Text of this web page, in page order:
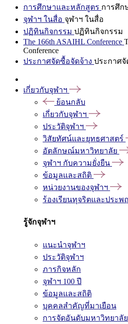
การศึกษาและหลักสูตร การศึก
จุฬาฯ ในสื่อ จุฬาฯ ในสื่อ
ปฏิทินกิจกรรม ปฏิทินกิจกรรม
The 166th ASAIHL Conference
Conference
ประกาศจัดซื้อจัดจ้าง ประกาศจั
เกี่ยวกับจุฬาฯ
ย้อนกลับ
เกี่ยวกับจุฬาฯ
ประวัติจุฬาฯ
วิสัยทัศน์และยุทธศาสตร์
อัตลักษณ์มหาวิทยาลัย
จุฬาฯ กับความยั่งยืน
ข้อมูลและสถิติ
หน่วยงานของจุฬาฯ
ร้องเรียนทุจริตและประพ
รู้จักจุฬาฯ
แนะนำจุฬาฯ
ประวัติจุฬาฯ
ภารกิจหลัก
จุฬาฯ 100 ปี
ข้อมูลและสถิติ
บุคคลสำคัญที่มาเยือน
การจัดอันดับมหาวิทยาลัย